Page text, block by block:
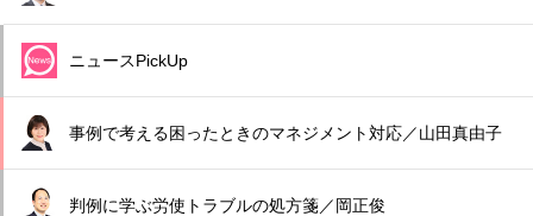
ニュースPickUp
事例で考える困ったときのマネジメント対応／山田真由子
判例に学ぶ労使トラブルの処方箋／岡正俊